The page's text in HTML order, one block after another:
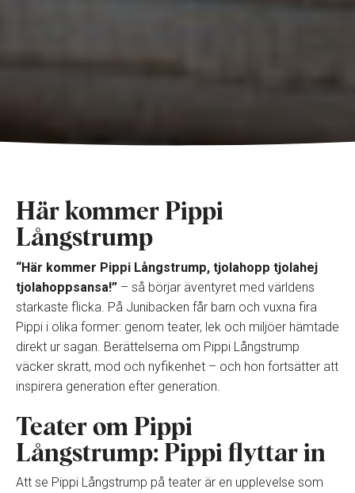
Här kommer Pippi
Långstrump
“Här kommer Pippi Långstrump, tjolahopp tjolahej
tjolahoppsansa!” – så börjar äventyret med världens
starkaste flicka. På Junibacken får barn och vuxna fira
Pippi i olika former: genom teater, lek och miljöer hämtade
direkt ur sagan. Berättelserna om Pippi Långstrump
väcker skratt, mod och nyfikenhet – och hon fortsätter att
inspirera generation efter generation.
Teater om Pippi
Långstrump: Pippi flyttar in
Att se Pippi Långstrump på teater är en upplevelse som